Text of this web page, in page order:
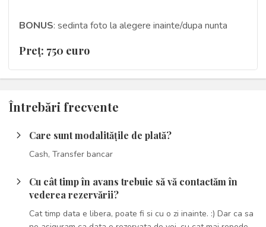
BONUS: sedinta foto la alegere inainte/dupa nunta
Preţ: 750 euro
Întrebări frecvente
arrow_forward_ios Care sunt modalitățile de plată?
Cash, Transfer bancar
arrow_forward_ios
Cu cât timp în avans trebuie să vă contactăm în
vederea rezervării?
Cat timp data e libera, poate fi si cu o zi inainte. :) Dar ca sa